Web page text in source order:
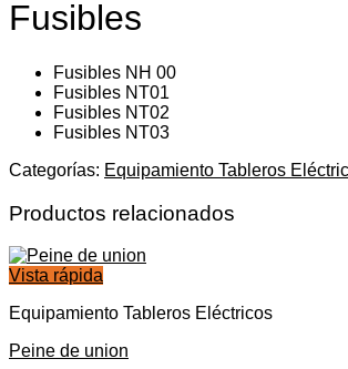
Fusibles
Fusibles NH 00
Fusibles NT01
Fusibles NT02
Fusibles NT03
Categorías: Equipamiento Tableros
Productos relacionados
Vista rápida
Equipamiento Tableros Eléctricos
Peine de union